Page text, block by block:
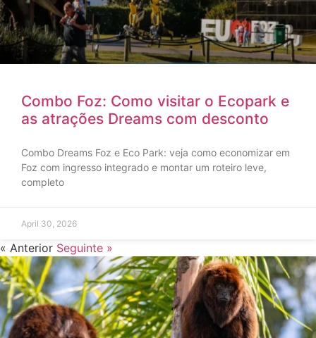
Combo Foz: Como visitar o Ecopark e
as atrações Dreams com desconto
Combo Dreams Foz e Eco Park: veja como economizar em
Foz com ingresso integrado e montar um roteiro leve,
completo
April 30, 2026
« Anterior Seguinte »